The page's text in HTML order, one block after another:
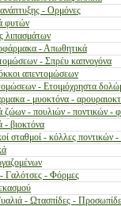
- Ορμόνες
φυτών
λιπασμάτων
- Απωθητικά
- Σπρέυ καπνογόνα
απεντομώσεων
- Ετοιμόχρηστα
- μυοκτόνα -
ζώων - πουλιών - ποντικών -
- βιοκτόνα
σταθμοί - κόλλες ποντικών -
Γαλότσες - Φόρμες
- Ωτασπίδες -